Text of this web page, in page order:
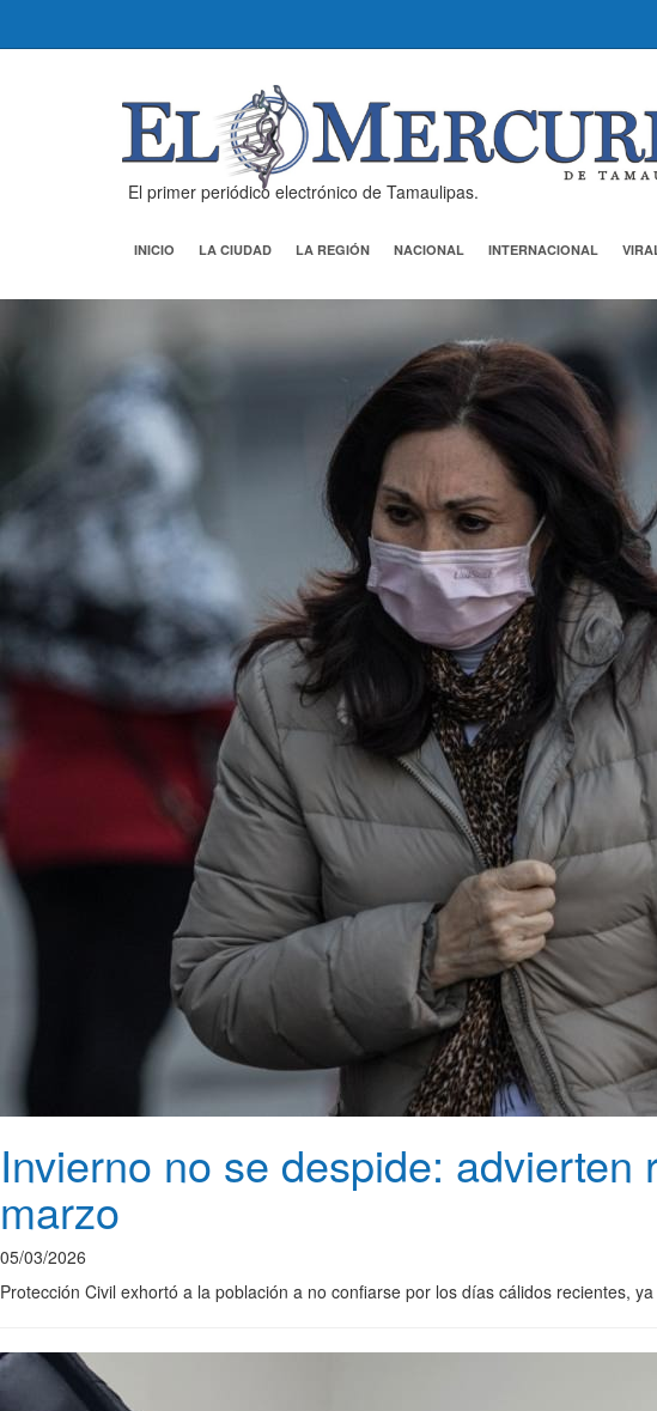
El primer periódico electrónico de Tamaulipas.
INICIO LA CIUDAD LA REGIÓN NACIONAL INTERNACIONAL
Invierno no se despide:
marzo
05/03/2026
Protección Civil exhortó a la población a no confiarse por los días cálidos recientes,